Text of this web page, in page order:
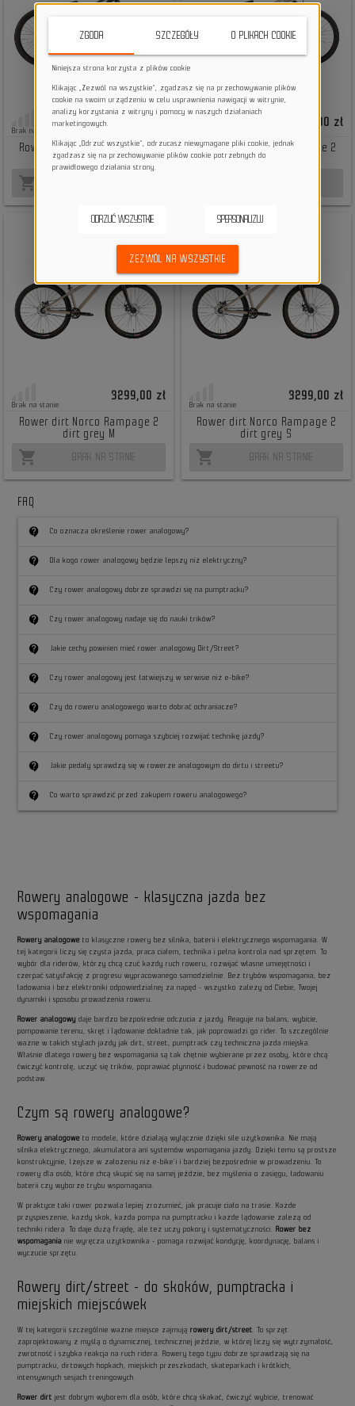
Brak na stanie
Rower dirt Norco Rampage 1
sage slate S
shopping_cart
3299,00 zł
Rower dirt Norco Rampage 2
dirt grey L
Brak na stanie
3299,00 zł
Rower dirt Norco Rampage 2
dirt grey M
shopping_cart BRAK NA STANIE
Brak na stanie
3299,00 zł
Rower dirt Norco Rampage 2
dirt grey S
shopping_cart BRAK NA STANIE
FAQ
contact_support Co oznacza określenie rower analogowy?
contact_support Dla kogo rower analogowy będzie lepszy niż elektryczny?
contact_support Czy rower analogowy dobrze sprawdzi się na pumptracku?
contact_support Czy rower analogowy nadaje się do nauki trików?
contact_support Jakie cechy powinien mieć rower analogowy Dirt/Street?
contact_support Czy rower analogowy jest łatwiejszy w serwisie niż e-bike?
contact_support Czy do roweru analogowego warto dobrać ochraniacze?
contact_support Czy rower analogowy pomaga szybciej rozwijać technikę jazdy?
contact_support Jakie pedały sprawdzą się w rowerze analogowym do dirtu i streetu?
contact_support Co warto sprawdzić przed zakupem roweru analogowego?
Rowery analogowe - klasyczna jazda bez
wspomagania
Rowery analogowe to klasyczne rowery bez silnika, baterii i elektrycznego wspomagania. W
tej kategorii liczy się czysta jazda, praca ciałem, technika i pełna kontrola nad sprzętem. To
wybór dla riderów, którzy chcą czuć każdy ruch roweru, rozwijać własne umiejętności i
czerpać satysfakcję z progresu wypracowanego samodzielnie. Bez trybów wspomagania, bez
ładowania i bez elektroniki odpowiedzialnej za napęd - wszystko zależy od Ciebie, Twojej
dynamiki i sposobu prowadzenia roweru.
Rower analogowy daje bardzo bezpośrednie odczucia z jazdy. Reaguje na balans, wybicie,
pompowanie terenu, skręt i lądowanie dokładnie tak, jak poprowadzi go rider. To szczególnie
ważne w takich stylach jazdy jak dirt, street, pumptrack czy techniczna jazda miejska.
Właśnie dlatego rowery bez wspomagania są tak chętnie wybierane przez osoby, które chcą
ćwiczyć kontrolę, uczyć się trików, poprawiać płynność i budować pewność na rowerze od
podstaw.
Czym są rowery analogowe?
Rowery analogowe to modele, które działają wyłącznie dzięki sile użytkownika. Nie mają
silnika elektrycznego, akumulatora ani systemów wspomagania jazdy. Dzięki temu są prostsze
konstrukcyjnie, lżejsze w założeniu niż e-bike’i i bardziej bezpośrednie w prowadzeniu. To
rowery dla osób, które chcą skupić się na samej jeździe, bez myślenia o zasięgu, ładowaniu
baterii czy wyborze trybu wspomagania.
W praktyce taki rower pozwala lepiej zrozumieć, jak pracuje ciało na trasie. Każde
przyspieszenie, każdy skok, każda pompa na pumptracku i każde lądowanie zależą od
techniki ridera. To daje dużą frajdę, ale też uczy pokory i systematyczności. Rower bez
wspomagania nie wyręcza użytkownika - pomaga rozwijać kondycję, koordynację, balans i
wyczucie sprzętu.
Rowery dirt/street - do skoków, pumptracka i
miejskich miejscówek
W tej kategorii szczególnie ważne miejsce zajmująrowery dirt/street. To sprzęt
zaprojektowany z myślą o dynamicznej, technicznej jeździe, w której liczy się wytrzymałość,
zwrotność i szybka reakcja na ruch ridera. Rowery tego typu dobrze sprawdzają się na
pumptracku, dirtowych hopkach, miejskich przeszkodach, skateparkach i krótkich,
intensywnych sesjach treningowych.
Rower dirt jest dobrym wyborem dla osób, które chcą skakać, ćwiczyć wybicie, trenować
ZGODA SZCZEGÓŁY O PLIKACH COOKIE
Niniejsza strona korzysta z plików cookie
Klikając „Zezwól na wszystkie”, zgadzasz się na przechowywanie plików
cookie na swoim urządzeniu w celu usprawnienia nawigacji w witrynie,
analizy korzystania z witryny i pomocy w naszych działaniach
marketingowych.
Klikając „Odrzuć wszystkie”, odrzucasz niewymagane pliki cookie, jednak
zgadzasz się na przechowywanie plików cookie potrzebnych do
prawidłowego działania strony.
ODRZUĆ WSZYSTKIE SPERSONALIZUJ
ZEZWÓL NA WSZYSTKIE